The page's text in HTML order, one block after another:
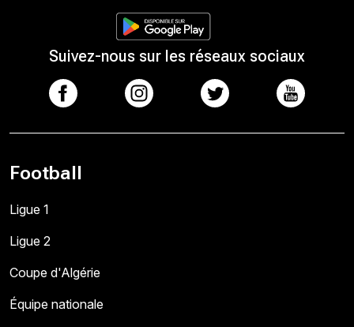
Suivez-nous sur les réseaux sociaux
Football
Ligue 1
Ligue 2
Coupe d'Algérie
Équipe nationale